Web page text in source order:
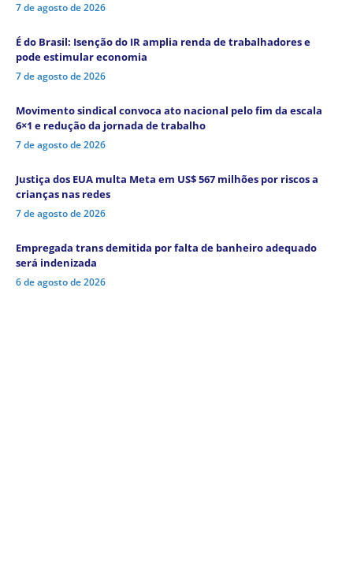
7 de agosto de 2026
É do Brasil: Isenção do IR amplia renda de trabalhadores e
pode estimular economia
7 de agosto de 2026
Movimento sindical convoca ato nacional pelo fim da escala
6×1 e redução da jornada de trabalho
7 de agosto de 2026
Justiça dos EUA multa Meta em US$ 567 milhões por riscos a
crianças nas redes
7 de agosto de 2026
Empregada trans demitida por falta de banheiro adequado
será indenizada
6 de agosto de 2026